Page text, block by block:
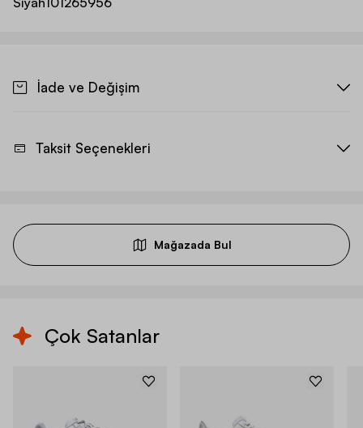
İade ve Değişim
Taksit Seçenekleri
Mağazada Bul
Çok Satanlar